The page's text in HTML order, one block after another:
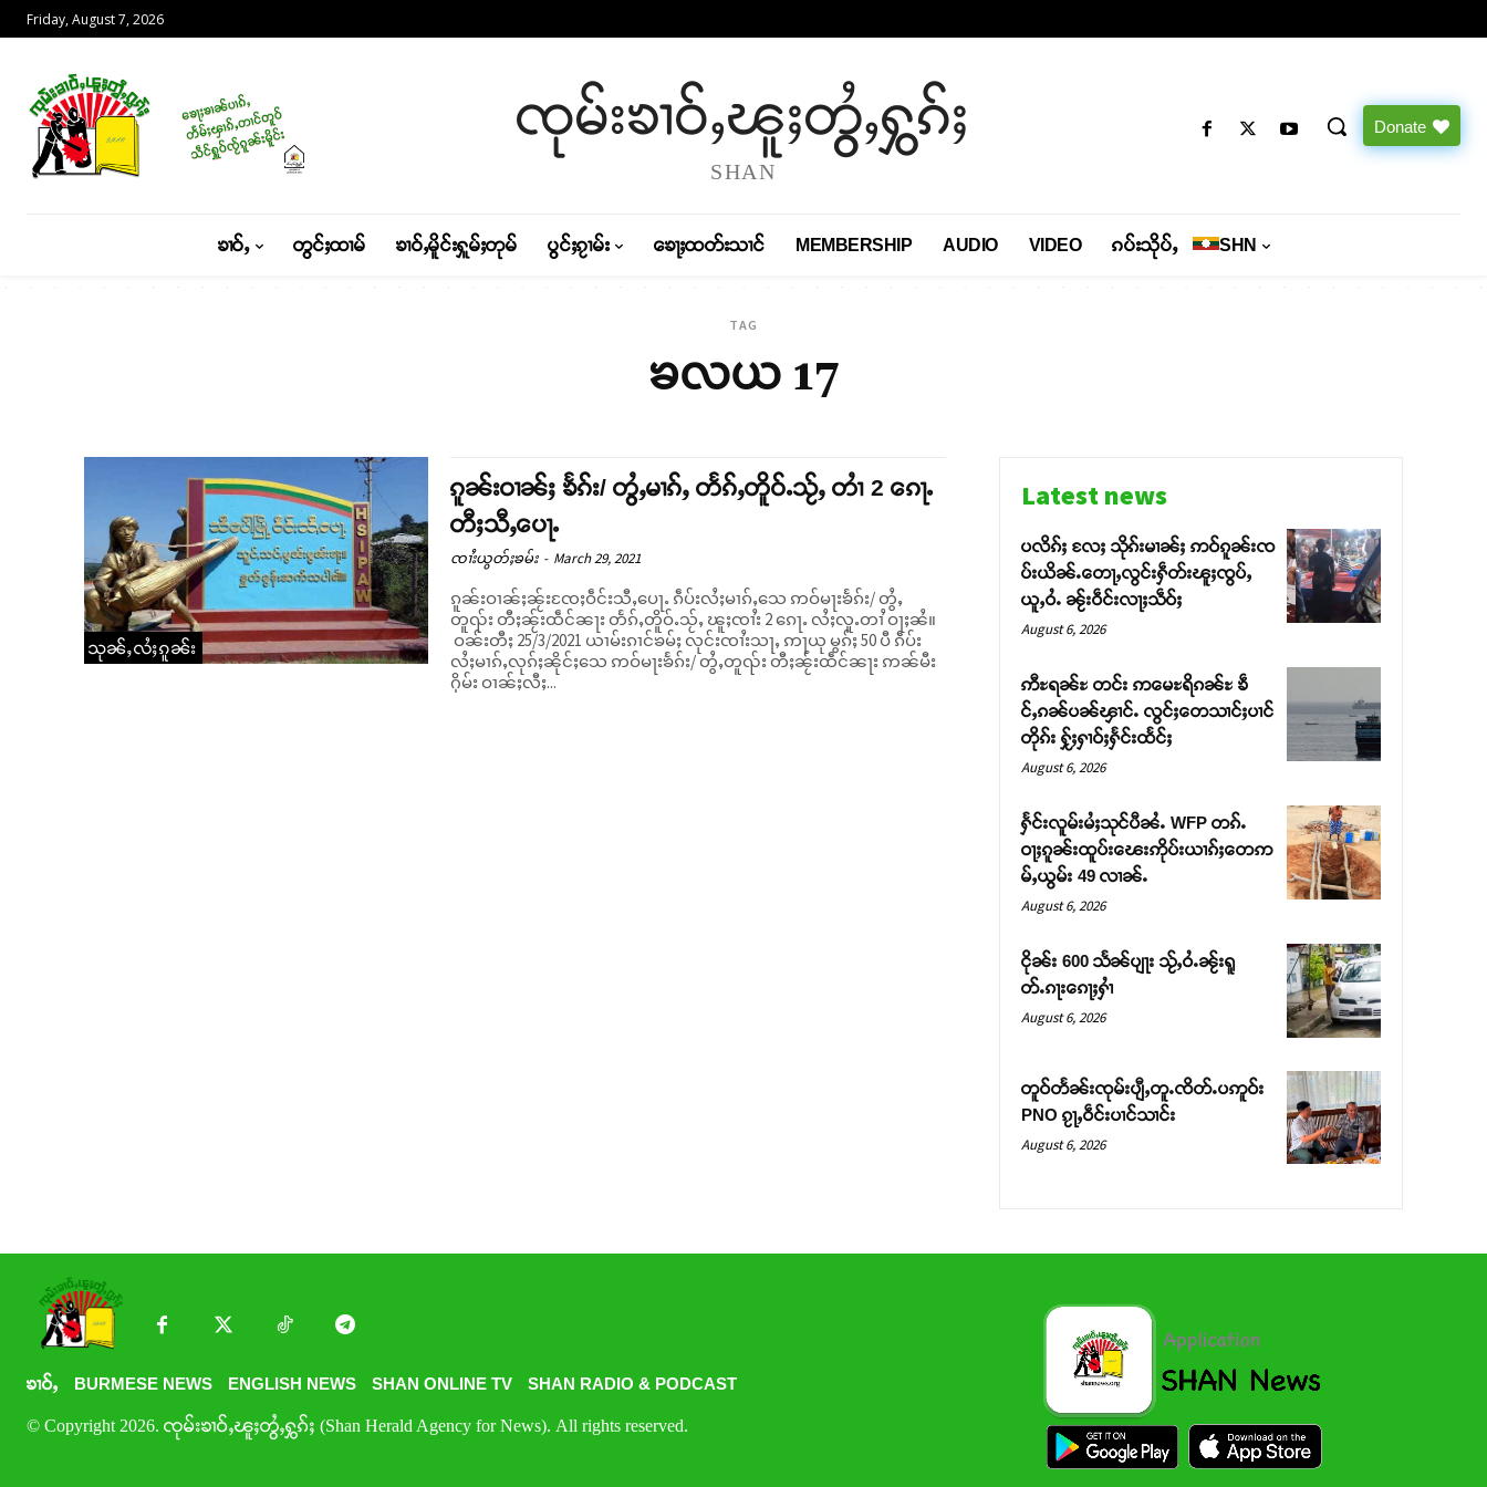
Friday, August 7, 2026
ၸုမ်းၶၢဝ်ႇၽူႈတွႆႇႁွၵ်ႈ
SHAN
Donate
ၶၢဝ်ႇ တွင်ႈထၢမ် ၶၢဝ်ႇမိူင်းႁူမ်ႈတုမ် ပွင်ႈၵႂၢမ်း ၶေႃႈထတ်းသၢင် MEMBERSHIP AUDIO VIDEO ၵပ်းသိုပ်ႇ SHN
TAG
ၶလယ 17
သုၼ်ႇလႆႈၵူၼ်း
ၵူၼ်းဝၢၼ်ႈ ၶႅၵ်း/ တွႆႇမၢၵ်ႇ တႅၵ်ႇတိူဝ်ႉသႂ်ႇ တၢႆ 2 ၵေႃႉ
တီႈသီႇပေႃႉ
ၸၢႆးယွတ်ႈၶမ်း - March 29, 2021
ၵူၼ်းဝၢၼ်ႈၼႂ်းၸႄႈဝဵင်းသီႇပေႃႉ ၵဵပ်းလႆႈမၢၵ်ႇသေ ဢဝ်မႃးၶႅၵ်း/ တွႆႇ
တူၺ်း တီႈၼႂ်းထဵင်ၼႃး တႅၵ်ႇတိူဝ်ႉသႂ်ႇ ၽူႈၸၢႆး 2 ၵေႃႉ လႆႈလူႉတၢႆ ဝႃႈၼႆ။
ဝၼ်းတီႈ 25/3/2021 ယၢမ်းၵၢင်ၶမ်ႈ လုင်းၸၢႆးသႃႇ ဢႃယု မွၵ်ႈ 50 ပီ ၵဵပ်း
လႆႈမၢၵ်ႇလုၵ်ႈၼိုင်ႈသေ ဢဝ်မႃးၶႅၵ်း/ တွႆႇတူၺ်း တီႈၼႂ်းထဵင်ၼႃး ဢၼ်မီး
ႁိမ်း ဝၢၼ်ႈလီႈ...
Latest news
ပလိၵ်ႈ လႄႈ သိုၵ်းမၢၼ်ႈ ဢဝ်ၵူၼ်းၸ
ပ်းယိၼ်ႉတေႃႇလွင်းႁဵတ်းၽူႈၸွပ်ႇ
ယူႇဝႆႉ ၼႂ်းဝဵင်းလႃႈသဵဝ်ႈ
August 6, 2026
ဢီႊရၼ်ႊ တင်း ဢမေႊရိၵၼ်ႊ ၶဵ
င်ႇၵၼ်ပၼ်ၾၢင်ႉ လွင်ႈတေသၢင်ႈပၢင်
တိုၵ်း ႁႂ်ႈႁၢဝ်ႈႁႅင်းထႅင်ႈ
August 6, 2026
ႁႅင်းလူမ်းမႆႈသုင်ပီၼႆႉ WFP တၵ်ႉ
ဝႃႈၵူၼ်းထူပ်းၽေးဢိုပ်းယၢၵ်ႈတေဢ
မ်ႇယွမ်း 49 လၢၼ်ႉ
August 6, 2026
ငိုၼ်း 600 သႅၼ်ပျႃး သႂ်ႇဝႆႉၼႂ်းရူ
တ်ႉၵႃးၵေႃႈႁၢႆ
August 6, 2026
တူဝ်တႅၼ်းၸုမ်းပျီႇတူႉၸိတ်ႉပဢူဝ်း
PNO ၵႂႃႇဝဵင်းပၢင်သၢင်း
August 6, 2026
ၶၢဝ်ႇ BURMESE NEWS ENGLISH NEWS SHAN ONLINE TV SHAN RADIO & PODCAST
© Copyright 2026. ၸုမ်းၶၢဝ်ႇၽူႈတွႆႇႁွၵ်ႈ (Shan Herald Agency for News). All rights reserved.